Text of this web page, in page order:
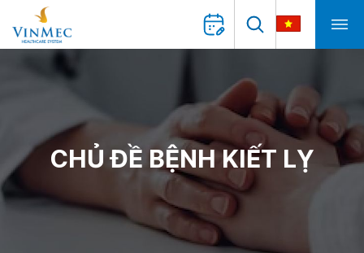
CHỦ ĐỀ BỆNH KIẾT LỴ